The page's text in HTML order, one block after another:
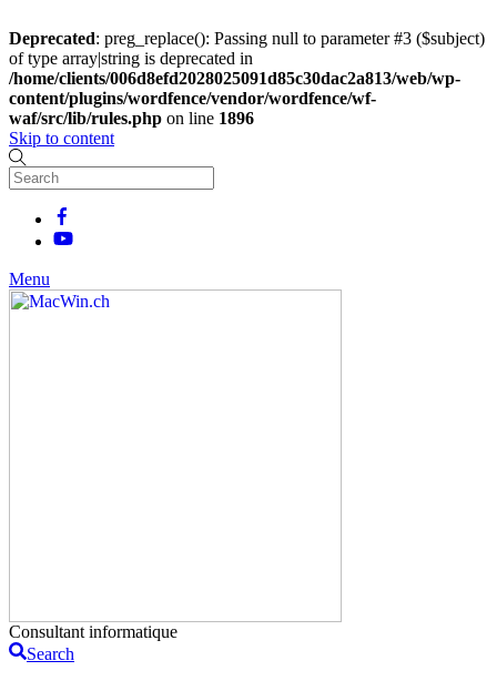
Deprecated: preg_replace(): Passing null to parameter #3 ($subject)
of type array|string is deprecated in
/home/clients/006d8efd2028025091d85c30dac2a813/web/wp-
content/plugins/wordfence/vendor/wordfence/wf-
waf/src/lib/rules.php on line 1896
Skip to content
Menu
Consultant informatique
Search